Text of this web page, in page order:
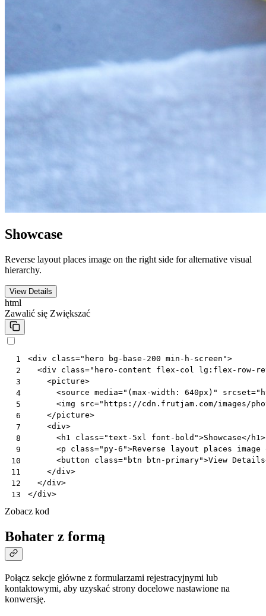
Showcase
Reverse layout places image on the right side for alternative visual
hierarchy.
View Details
html
Zawalić się Zwiększać
1
2
3
4
5
6
7
8
9
10
11
12
13
<div class="hero bg-base-200 min-h-screen">
<div class="hero-content flex-col lg:flex-row-
<picture>
<source media="(max-width: 640px)" srcset=
<img src="https://cdn.frutjam.com/images/
</picture>
<div>
<h1 class="text-5xl font-bold">Showcase</ h1>
<p class="py-6">Reverse layout places
<button class="btn btn-primary">View Details
</div>
</div>
</div>
Zobacz kod
Bohater z formą
Połącz sekcje główne z formularzami rejestracyjnymi lub
kontaktowymi, aby uzyskać strony docelowe nastawione na
konwersję.